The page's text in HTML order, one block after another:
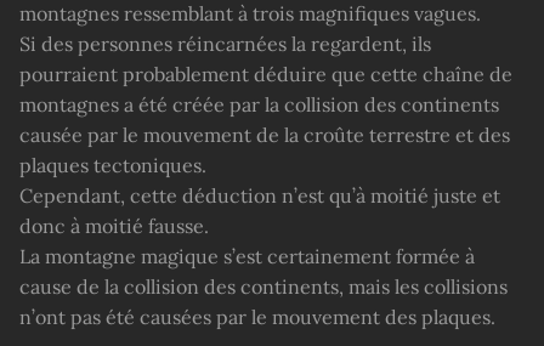
montagnes ressemblant à trois magnifiques vagues.
Si des personnes réincarnées la regardent, ils
pourraient probablement déduire que cette chaîne de
montagnes a été créée par la collision des continents
causée par le mouvement de la croûte terrestre et des
plaques tectoniques.
Cependant, cette déduction n’est qu’à moitié juste et
donc à moitié fausse.
La montagne magique s’est certainement formée à
cause de la collision des continents, mais les collisions
n’ont pas été causées par le mouvement des plaques.